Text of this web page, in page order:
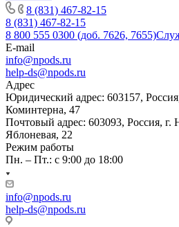
8 (831) 467-82-15
8 (831) 467-82-15
8 800 555 0300 (доб. 7626, 7655)
E-mail
info@npods.ru
help-ds@npods.ru
Адрес
Юридический адрес: 603157,
Коминтерна, 47
Почтовый адрес: 603093, Россия,
Яблоневая, 22
Режим работы
Пн. – Пт.: с 9:00 до 18:00
info@npods.ru
help-ds@npods.ru